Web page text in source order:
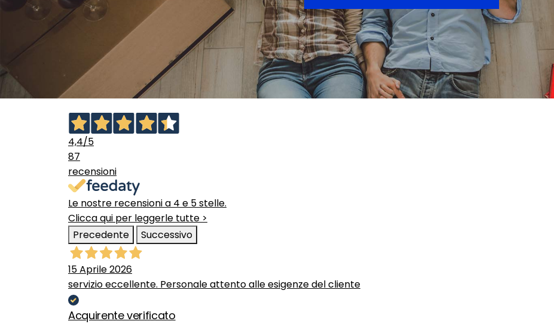
4,4/5
87
recensioni
Le nostre recensioni a 4 e 5 stelle.
Clicca qui per leggerle tutte >
Precedente
Successivo
15 Aprile 2026
servizio eccellente. Personale attento alle esigenze del cliente
Acquirente verificato